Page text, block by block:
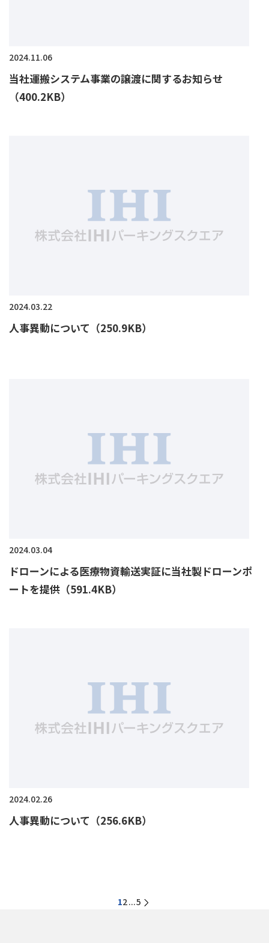
2024.11.06
当社運搬システム事業の譲渡に関するお知らせ
（400.2KB）
2024.03.22
人事異動について（250.9KB）
2024.03.04
ドローンによる医療物資輸送実証に当社製ドローンポ
ートを提供（591.4KB）
2024.02.26
人事異動について（256.6KB）
12...5